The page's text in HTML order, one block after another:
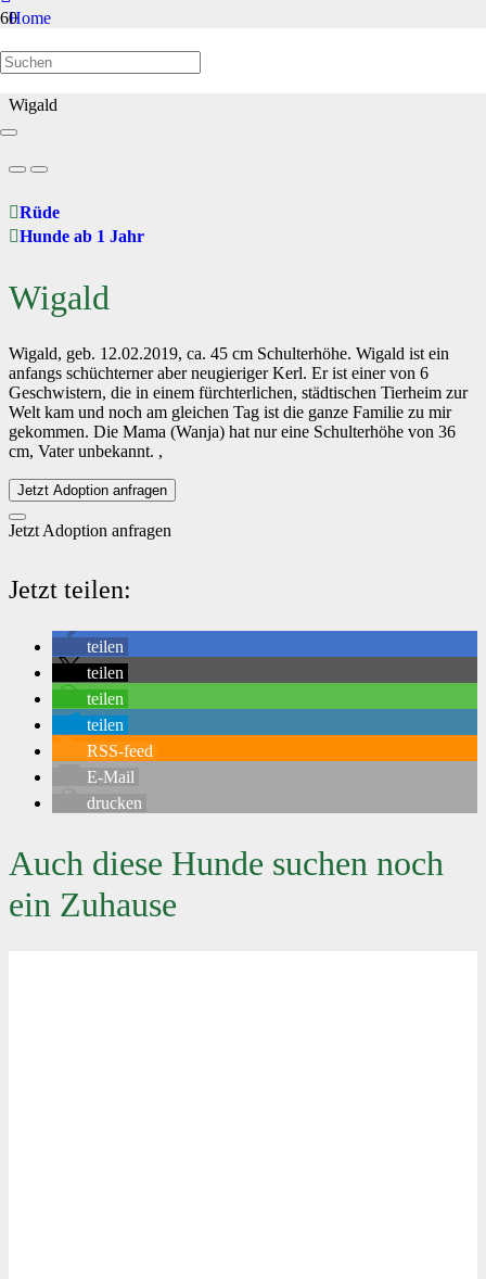
Home
Hunde ab 1 Jahr
Wigald
Rüde
Hunde ab 1 Jahr
Wigald
Wigald, geb. 12.02.2019, ca. 45 cm Schulterhöhe. Wigald ist ein
anfangs schüchterner aber neugieriger Kerl. Er ist einer von 6
Geschwistern, die in einem fürchterlichen, städtischen Tierheim zur
Welt kam und noch am gleichen Tag ist die ganze Familie zu mir
gekommen. Die Mama (Wanja) hat nur eine Schulterhöhe von 36
cm, Vater unbekannt. ,
Jetzt Adoption anfragen
Jetzt Adoption anfragen
Jetzt teilen:
teilen
teilen
teilen
teilen
RSS-feed
E-Mail
drucken
Auch diese Hunde suchen noch
ein Zuhause